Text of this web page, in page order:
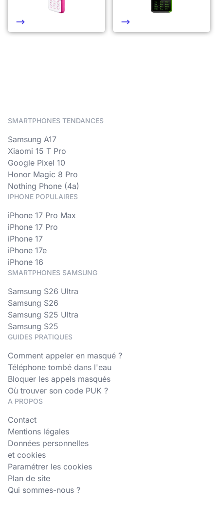
SMARTPHONES TENDANCES
Samsung A17
Xiaomi 15 T Pro
Google Pixel 10
Honor Magic 8 Pro
Nothing Phone (4a)
IPHONE POPULAIRES
iPhone 17 Pro Max
iPhone 17 Pro
iPhone 17
iPhone 17e
iPhone 16
SMARTPHONES SAMSUNG
Samsung S26 Ultra
Samsung S26
Samsung S25 Ultra
Samsung S25
GUIDES PRATIQUES
Comment appeler en masqué ?
Téléphone tombé dans l'eau
Bloquer les appels masqués
Où trouver son code PUK ?
A PROPOS
Contact
Mentions légales
Données personnelles
et cookies
Paramétrer les cookies
Plan de site
Qui sommes-nous ?